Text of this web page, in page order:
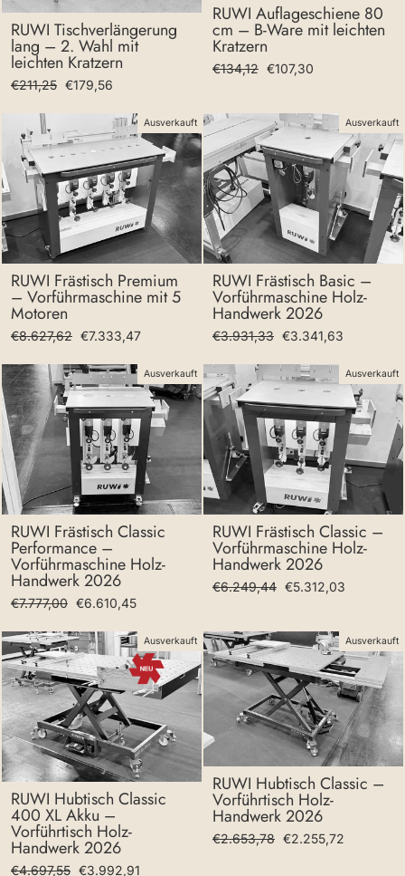
RUWI Tischverlängerung
lang – 2. Wahl mit
leichten Kratzern
Normaler
€211,25 Sonderpreis
€179,56
RUWI Auflageschiene 80
cm – B-Ware mit leichten
Kratzern
Normaler
€134,12 Sonderpreis
€107,30
Ausverkauft
RUWI Frästisch Premium
– Vorführmaschine mit 5
Motoren
Normaler
€8.627,62 Sonderpreis
€7.333,47
Ausverkauft
RUWI Frästisch Basic –
Vorführmaschine Holz-
Handwerk 2026
Normaler
€3.931,33 Sonderpreis
€3.341,63
Ausverkauft
RUWI Frästisch Classic
Performance –
Vorführmaschine Holz-
Handwerk 2026
Normaler
€7.777,00 Sonderpreis
€6.610,45
Ausverkauft
RUWI Frästisch Classic –
Vorführmaschine Holz-
Handwerk 2026
Normaler
€6.249,44 Sonderpreis
€5.312,03
Ausverkauft
RUWI Hubtisch Classic
400 XL Akku –
Vorführtisch Holz-
Handwerk 2026
Normaler
€4.697,55 Sonderpreis
€3.992,91
Ausverkauft
RUWI Hubtisch Classic –
Vorführtisch Holz-
Handwerk 2026
Normaler
€2.653,78 Sonderpreis
€2.255,72